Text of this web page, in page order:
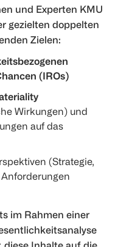
und Experten KMU
gezielten doppelten
Zielen:
(IROs)
Wirkungen) und
auf das
(Strategie,
im Rahmen einer